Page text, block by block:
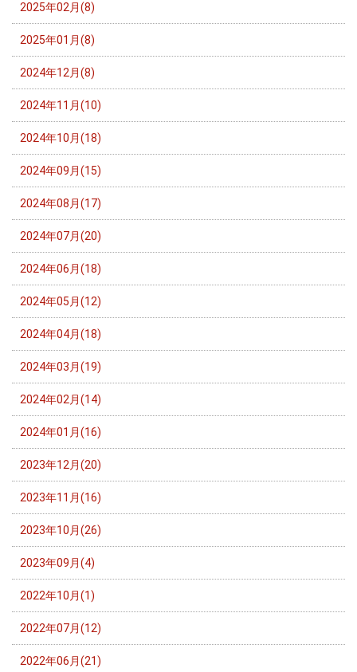
2025年02月(8)
2025年01月(8)
2024年12月(8)
2024年11月(10)
2024年10月(18)
2024年09月(15)
2024年08月(17)
2024年07月(20)
2024年06月(18)
2024年05月(12)
2024年04月(18)
2024年03月(19)
2024年02月(14)
2024年01月(16)
2023年12月(20)
2023年11月(16)
2023年10月(26)
2023年09月(4)
2022年10月(1)
2022年07月(12)
2022年06月(21)